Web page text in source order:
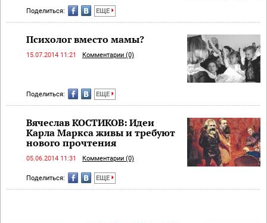
Поделиться: ЕЩЕ
Психолог вместо мамы?
15.07.2014 11:21 Комментарии (0)
Поделиться: ЕЩЕ
Вячеслав КОСТИКОВ: Идеи
Карла Маркса живы и требуют
нового прочтения
05.06.2014 11:31 Комментарии (0)
Поделиться: ЕЩЕ